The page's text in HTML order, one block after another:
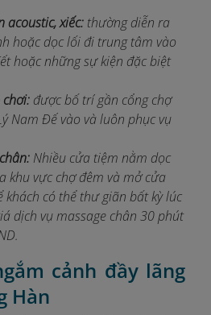
acoustic, xiếc: thường diễn ra
hoặc dọc lối đi trung tâm vào
hoặc những sự kiện đặc biệt
chơi: được bố trí gần cổng chợ
Nam Đế vào và luôn phục vụ
Nhiều cửa tiệm nằm dọc
khu vực chợ đêm và mở cửa
khách có thể thư giãn bất kỳ lúc
dịch vụ massage chân 30 phút
cảnh đầy lãng
Hàn